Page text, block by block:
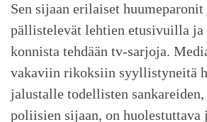
Sen sijaan erilaiset
pällistelevät lehtien etusivuilla ja
konnista tehdään tv-sarjoja.
vakaviin rikoksiin syyllistyneitä
jalustalle todellisten
poliisien sijaan, on huolestuttava